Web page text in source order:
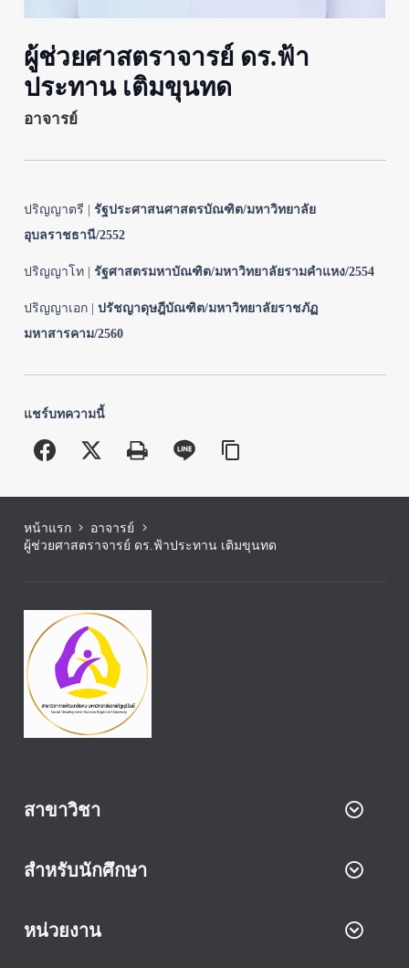
ผู้ช่วยศาสตราจารย์ ดร.ฟ้า
ประทาน เติมขุนทด
อาจารย์
ปริญญาตรี | รัฐประศาสนศาสตรบัณฑิต/มหาวิทยาลัย
อุบลราชธานี/2552
ปริญญาโท | รัฐศาสตรมหาบัณฑิต/มหาวิทยาลัยรามคำแหง/2554
ปริญญาเอก | ปรัชญาดุษฎีบัณฑิต/มหาวิทยาลัยราชภัฏ
มหาสารคาม/2560
แชร์บทความนี้
หน้าแรก
อาจารย์
ผู้ช่วยศาสตราจารย์ ดร.ฟ้าประทาน เติมขุนทด
สาขาวิชา
สำหรับนักศึกษา
หน่วยงาน